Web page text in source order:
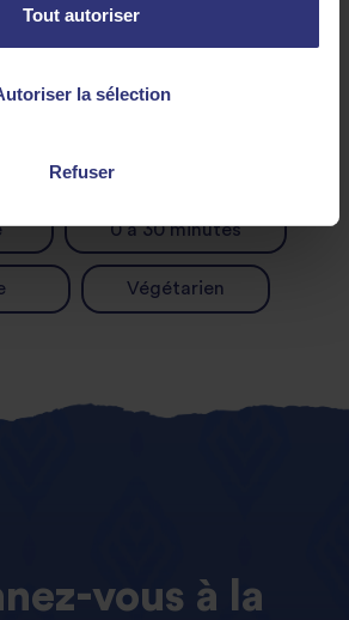
Tout autoriser
la sélection
Refuser
0 à 30 minutes
Végétarien
vous à
la